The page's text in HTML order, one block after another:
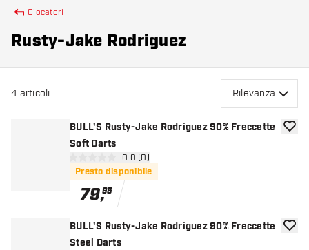
Giocatori
Rusty-Jake Rodriguez
4 articoli Rilevanza
BULL'S Rusty-Jake Rodriguez 90% Freccette
Soft Darts
apri pannello recensioni
0 stelle di valutazione
0.0 (0)
Presto disponibile
79,95
BULL'S Rusty-Jake Rodriguez 90% Freccette
Steel Darts